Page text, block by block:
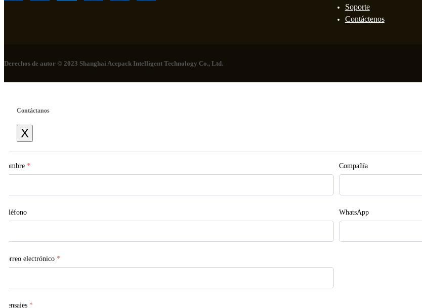
Soporte
Contáctenos
Derechos de autor © 2023 Shanghai Acepack Intelligent Technology Co., Ltd.
Contáctanos
X
Nombre * Compañía
Teléfono WhatsApp
Correo electrónico *
Mensajes *